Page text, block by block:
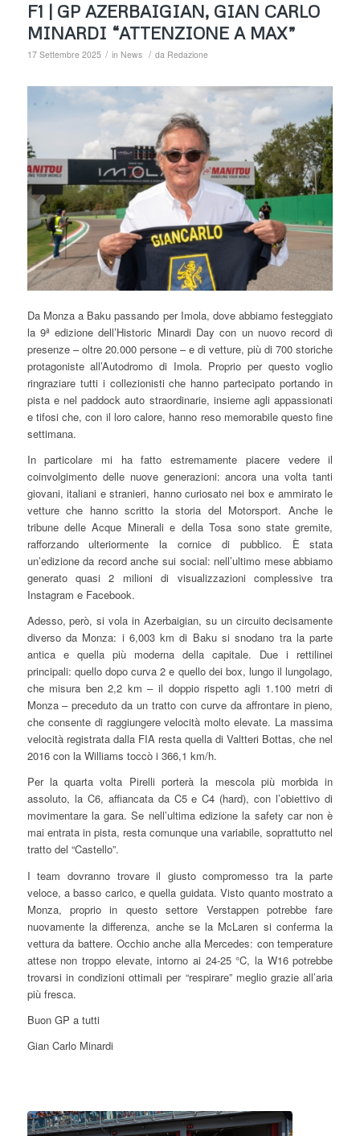
F1 | GP AZERBAIGIAN, GIAN CARLO
MINARDI “ATTENZIONE A MAX”
17 Settembre 2025 / in News / da Redazione
Da Monza a Baku passando per Imola, dove abbiamo festeggiato
la 9ª edizione dell’Historic Minardi Day con un nuovo record di
presenze – oltre 20.000 persone – e di vetture, più di 700 storiche
protagoniste all’Autodromo di Imola. Proprio per questo voglio
ringraziare tutti i collezionisti che hanno partecipato portando in
pista e nel paddock auto straordinarie, insieme agli appassionati
e tifosi che, con il loro calore, hanno reso memorabile questo fine
settimana.
In particolare mi ha fatto estremamente piacere vedere il
coinvolgimento delle nuove generazioni: ancora una volta tanti
giovani, italiani e stranieri, hanno curiosato nei box e ammirato le
vetture che hanno scritto la storia del Motorsport. Anche le
tribune delle Acque Minerali e della Tosa sono state gremite,
rafforzando ulteriormente la cornice di pubblico. È stata
un’edizione da record anche sui social: nell’ultimo mese abbiamo
generato quasi 2 milioni di visualizzazioni complessive tra
Instagram e Facebook.
Adesso, però, si vola in Azerbaigian, su un circuito decisamente
diverso da Monza: i 6,003 km di Baku si snodano tra la parte
antica e quella più moderna della capitale. Due i rettilinei
principali: quello dopo curva 2 e quello dei box, lungo il lungolago,
che misura ben 2,2 km – il doppio rispetto agli 1.100 metri di
Monza – preceduto da un tratto con curve da affrontare in pieno,
che consente di raggiungere velocità molto elevate. La massima
velocità registrata dalla FIA resta quella di Valtteri Bottas, che nel
2016 con la Williams toccò i 366,1 km/h.
Per la quarta volta Pirelli porterà la mescola più morbida in
assoluto, la C6, affiancata da C5 e C4 (hard), con l’obiettivo di
movimentare la gara. Se nell’ultima edizione la safety car non è
mai entrata in pista, resta comunque una variabile, soprattutto nel
tratto del “Castello”.
I team dovranno trovare il giusto compromesso tra la parte
veloce, a basso carico, e quella guidata. Visto quanto mostrato a
Monza, proprio in questo settore Verstappen potrebbe fare
nuovamente la differenza, anche se la McLaren si conferma la
vettura da battere. Occhio anche alla Mercedes: con temperature
attese non troppo elevate, intorno ai 24-25 °C, la W16 potrebbe
trovarsi in condizioni ottimali per “respirare” meglio grazie all’aria
più fresca.
Buon GP a tutti
Gian Carlo Minardi